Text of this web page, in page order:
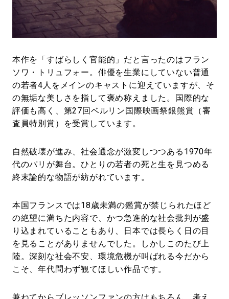
本作を「すばらしく官能的」だと言ったのはフラン
ソワ・トリュフォー。俳優を生業にしていない普通
の若者4人をメインのキャストに迎えていますが、そ
の無垢な美しさを指して褒め称えました。国際的な
評価も高く、第27回ベルリン国際映画祭銀熊賞（審
査員特別賞）を受賞しています。
自然破壊が進み、社会通念が激変しつつある1970年
代のパリが舞台。ひとりの若者の死と生を見つめる
終末論的な物語が紡がれています。
本国フランスでは18歳未満の鑑賞が禁じられたほど
の絶望に満ちた内容で、かつ急進的な社会批判が盛
り込まれていることもあり、日本では長らく日の目
を見ることがありませんでした。しかしこのたび上
陸。深刻な社会不安、環境危機が叫ばれる今だから
こそ、年代問わず観てほしい作品です。